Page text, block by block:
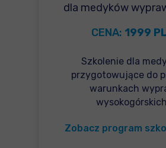
dla medyków
CENA: 1999
Szkolenie dla
przygotowujące do
warunkach
Zobacz program